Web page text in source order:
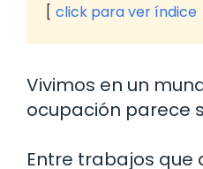
click para ver índice
Vivimos en un
ocupación parece
Entre trabajos que